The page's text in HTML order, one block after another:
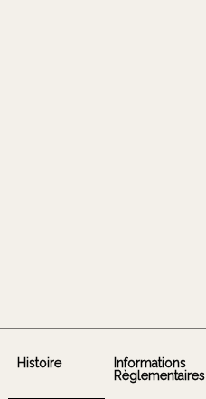
Histoire
Informations
Règlementaires